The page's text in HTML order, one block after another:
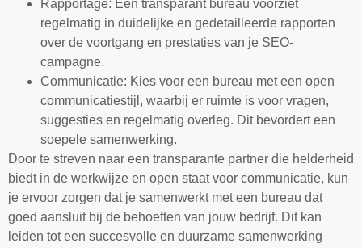
Rapportage: Een transparant bureau voorziet
regelmatig in duidelijke en gedetailleerde rapporten
over de voortgang en prestaties van je SEO-
campagne.
Communicatie: Kies voor een bureau met een open
communicatiestijl, waarbij er ruimte is voor vragen,
suggesties en regelmatig overleg. Dit bevordert een
soepele samenwerking.
Door te streven naar een transparante partner die helderheid
biedt in de werkwijze en open staat voor communicatie, kun
je ervoor zorgen dat je samenwerkt met een bureau dat
goed aansluit bij de behoeften van jouw bedrijf. Dit kan
leiden tot een succesvolle en duurzame samenwerking